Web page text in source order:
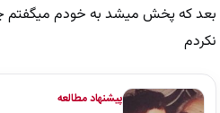
بعد که پخش میشد به خودم میگفتم
نکردم
پیشنهاد مطالعه